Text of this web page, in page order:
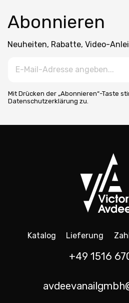
Abonnieren
Neuheiten, Rabatte, Video-
Mit Drücken der „Abonnieren“-Taste
Datenschutzerklärung zu.
Katalog Lieferung
+49 1516